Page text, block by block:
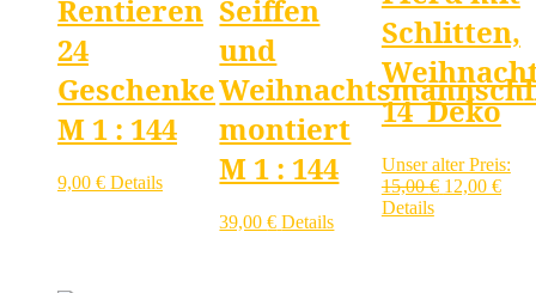
Rentieren
24
Geschenke
M 1 : 144
9,00 € Details
Seiffen
und
montiert
M 1 : 144
39,00€ Details
Schlitten,
14 Deko
Unser alter Preis:
15,00€ 12,00 €
Details